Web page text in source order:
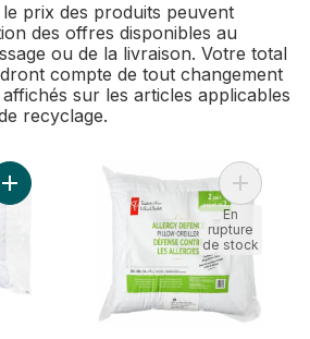
le prix des produits peuvent
des offres disponibles au
ou de la livraison. Votre total
compte de tout changement
sur les articles applicables
recyclage.
Ajouter Oreiller jumbo au panierAjouter
En
rupture
de stock